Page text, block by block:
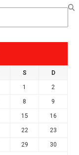
S D
1 2
8 9
15 16
22 23
29 30